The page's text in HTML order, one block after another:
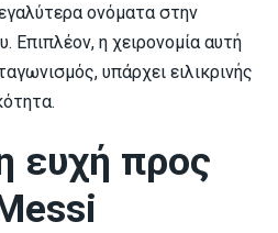
ονόματα στην
Επιπλέον, η χειρονομία αυτή
υπάρχει ειλικρινής
ευχή προς